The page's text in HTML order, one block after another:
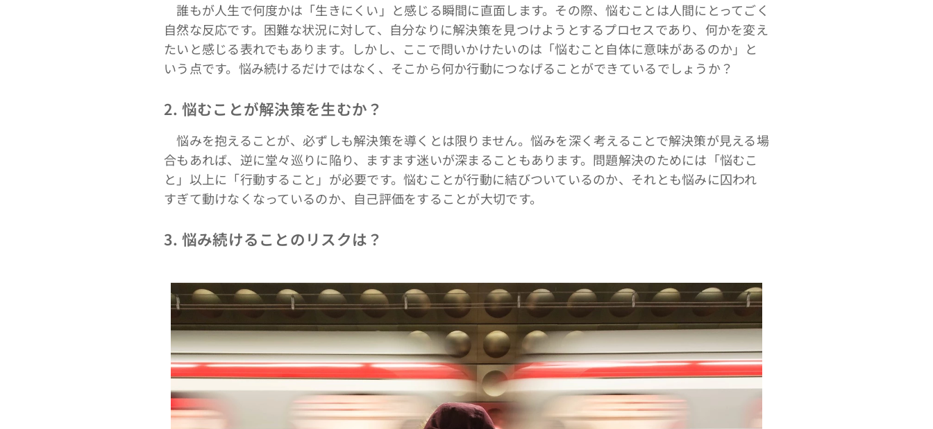
誰もが人生で何度かは「生きにくい」と感じる瞬間に直面します。その際、悩むことは人間にとってごく
自然な反応です。困難な状況に対して、自分なりに解決策を見つけようとするプロセスであり、何かを変え
たいと感じる表れでもあります。しかし、ここで問いかけたいのは「悩むこと自体に意味があるのか」と
いう点です。悩み続けるだけではなく、そこから何か行動につなげることができているでしょうか？
2. 悩むことが解決策を生むか？
悩みを抱えることが、必ずしも解決策を導くとは限りません。悩みを深く考えることで解決策が見える場
合もあれば、逆に堂々巡りに陥り、ますます迷いが深まることもあります。問題解決のためには「悩むこ
と」以上に「行動すること」が必要です。悩むことが行動に結びついているのか、それとも悩みに囚われ
すぎて動けなくなっているのか、自己評価をすることが大切です。
3. 悩み続けることのリスクは？